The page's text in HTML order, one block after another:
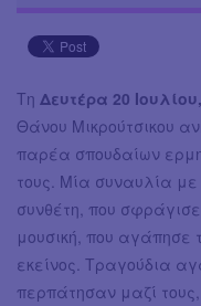
Τη Δευτέρα 20 Ιουλίου,
Θάνου Μικρούτσικου
παρέα σπουδαίων
τους. Μία συναυλία
συνθέτη, που
μουσική, που αγάπησε
εκείνος. Τραγούδια
περπάτησαν μαζί